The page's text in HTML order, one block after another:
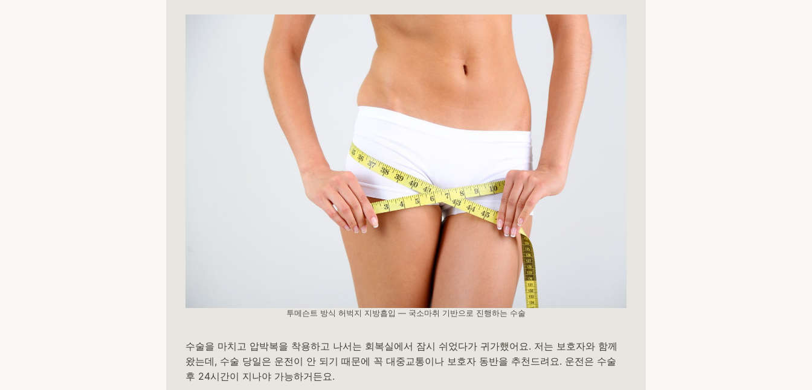
투메슨트 방식 허벅지 지방흡입 — 국소마취 기반으로 진행하는 수술
수술을 마치고 압박복을 착용하고 나서는 회복실에서 잠시 쉬었다가 귀가했어요. 저는 보호자와 함께
왔는데, 수술 당일은 운전이 안 되기 때문에 꼭 대중교통이나 보호자 동반을 추천드려요. 운전은 수술
후 24시간이 지나야 가능하거든요.